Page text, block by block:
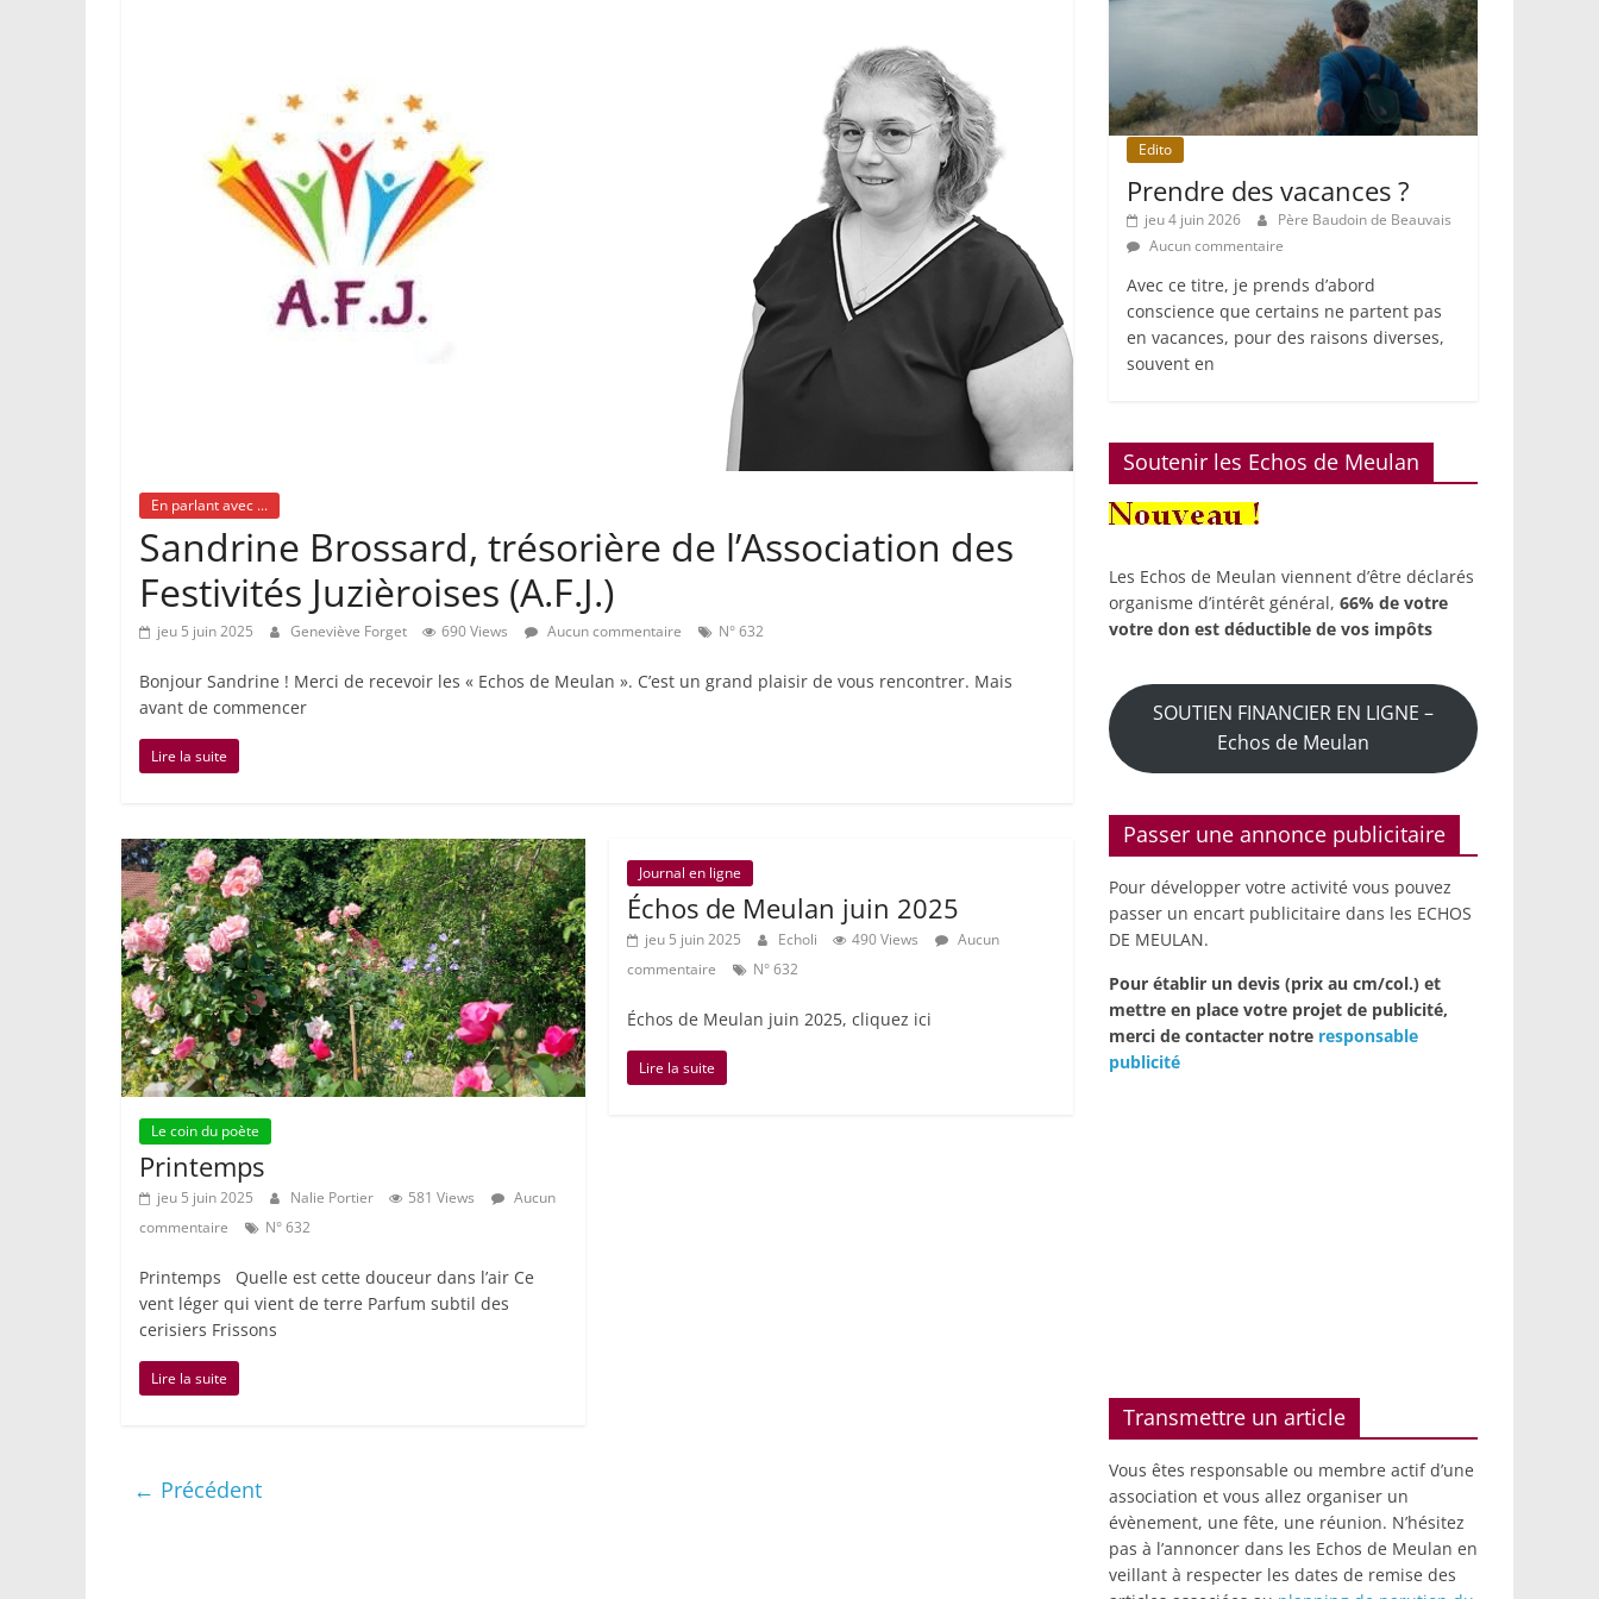
En parlant avec ...
Sandrine Brossard, trésorière de l’Association des
Festivités Juzièroises (A.F.J.)
jeu 5 juin 2025 Geneviève Forget 690 Views Aucun commentaire N° 632
Bonjour Sandrine ! Merci de recevoir les « Echos de Meulan ». C’est un grand plaisir de vous rencontrer. Mais
avant de commencer
Lire la suite
Le coin du poète
Printemps
jeu 5 juin 2025 Nalie Portier 581 Views
Aucun
commentaire
N° 632
Printemps Quelle est cette douceur dans l’air Ce
vent léger qui vient de terre Parfum subtil des
cerisiers Frissons
Lire la suite
Journal en ligne
Échos de Meulan juin 2025
jeu 5 juin 2025 Echoli 490 Views
Aucun
commentaire
N° 632
Échos de Meulan juin 2025, cliquez ici
Lire la suite
← Précédent
Edito
Prendre des vacances ?
jeu 4 juin 2026
Père Baudoin de Beauvais
Aucun commentaire
Avec ce titre, je prends d’abord
conscience que certains ne partent pas
en vacances, pour des raisons diverses,
souvent en
Soutenir les Echos de Meulan
Les Echos de Meulan viennent d’être déclarés
organisme d’intérêt général, 66% de votre
votre don est déductible de vos impôts
SOUTIEN FINANCIER EN LIGNE –
Echos de Meulan
Passer une annonce publicitaire
Pour développer votre activité vous pouvez
passer un encart publicitaire dans les ECHOS
DE MEULAN.
Pour établir un devis (prix au cm/col.) et
mettre en place votre projet de publicité,
merci de contacter notre responsable
publicité
Transmettre un article
Vous êtes responsable ou membre actif d’une
association et vous allez organiser un
évènement, une fête, une réunion. N’hésitez
pas à l’annoncer dans les Echos de Meulan en
veillant à respecter les dates de remise des